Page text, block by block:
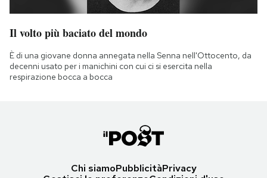
Il volto più baciato del mondo
È di una giovane donna annegata nella Senna nell'Ottocento, da
decenni usato per i manichini con cui ci si esercita nella
respirazione bocca a bocca
Chi siamoPubblicitàPrivacy